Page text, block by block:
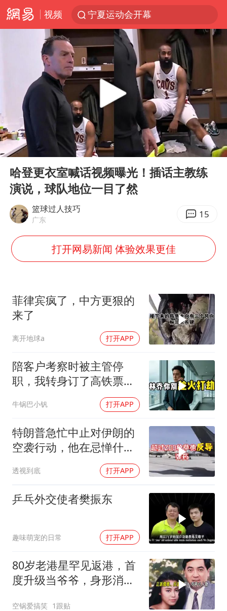
视频
宁夏运动会开幕
马克·艾伦退出斯诺克中国公开赛
情侣平潭拍日出坠崖1死1伤
老挝国会主席赛宋蓬逝世
黄金牛市回来了吗
杭州全市有序停课
全民健身事业高质量发展
《欢迎来龙餐馆》口碑
乐享全民健身 共筑健康中国
Play
00:00 01:14
哈登更衣室喊话视频曝光！插话主教练
演说，球队地位一目了然
篮球过人技巧
广东 15
打开网易新闻 体验效果更佳
菲律宾疯了，中方更狠的
来了
离开地球a 打开APP
陪客户考察时被主管停
职，我转身订了高铁票。
2小时后总监急疯了：12
亿合同没你根本签不了
牛锅巴小钒 打开APP
特朗普急忙中止对伊朗的
空袭行动，他在忌惮什
透视到底 打开APP
乒乓外交使者樊振东
趣味萌宠的日常 打开APP
80岁老港星罕见返港，首
度升级当爷爷，身形消瘦
空锅爱搞笑 1跟贴